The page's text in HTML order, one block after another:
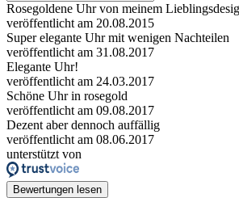
Rosegoldene Uhr von meinem
veröffentlicht am 20.08.2015
Super elegante Uhr mit wenigen Nachteilen
veröffentlicht am 31.08.2017
Elegante Uhr!
veröffentlicht am 24.03.2017
Schöne Uhr in rosegold
veröffentlicht am 09.08.2017
Dezent aber dennoch auffällig
veröffentlicht am 08.06.2017
unterstützt von
Bewertungen lesen